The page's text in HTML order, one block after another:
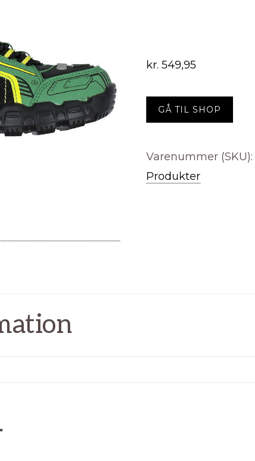
kr. 549,95
GÅ TIL SHOP
Varenummer (SKU):
Produkter